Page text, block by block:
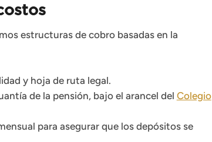
estructuras de cobro basadas en la
y hoja de ruta legal.
de la pensión, bajo el arancel del Colegio
para asegurar que los depósitos se